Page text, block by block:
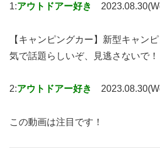
1:アウトドアー好き
【キャンピングカー】新型キャン
気で話題らしいぞ、見逃さないで！
2:アウトドアー好き
この動画は注目です！